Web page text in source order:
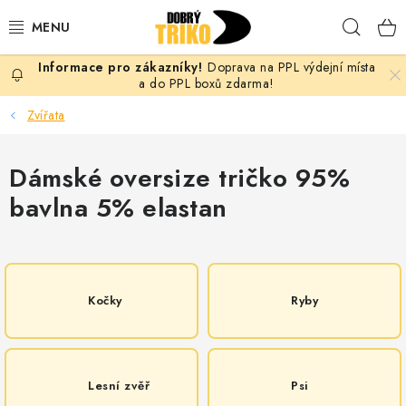
na
PRO ŽENY
PRO MUŽE
PRO DĚTI
DOPLŇKY
PRO PÁRY
VLASTNÍ MOTIV
Doprava na PPL výdejní místa
a do PPL boxů zdarma!
Zvířata
Dámské oversize tričko 95%
bavlna 5% elastan
Kočky Ryby
Lesní zvěř Psi